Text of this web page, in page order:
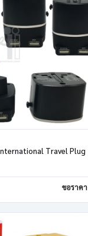
Travel Plug
ขอราคา